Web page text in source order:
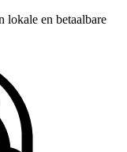
lokale en betaalbare